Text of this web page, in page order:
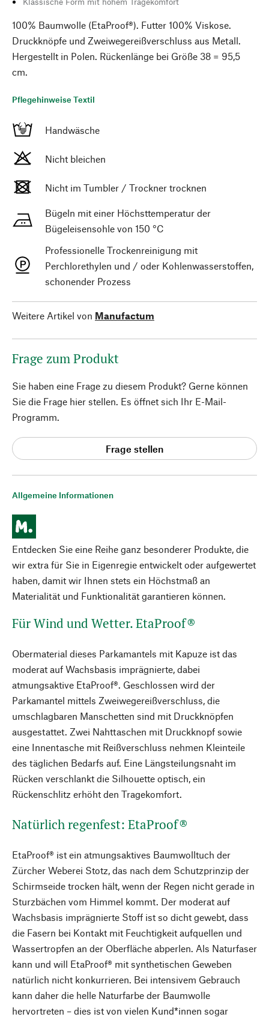
Allgemeine Informationen
Entdecken Sie eine Reihe ganz besonderer Produkte, die
wir extra für Sie in Eigenregie entwickelt oder aufgewertet
haben, damit wir Ihnen stets ein Höchstmaß an
Materialität und Funktionalität garantieren können.
Für Wind und Wetter. EtaProof®
Obermaterial dieses Parkamantels mit Kapuze ist das
moderat auf Wachsbasis imprägnierte, dabei
atmungsaktive EtaProof®. Geschlossen wird der
Parkamantel mittels Zweiwegereißverschluss, die
umschlagbaren Manschetten sind mit Druckknöpfen
ausgestattet. Zwei Nahttaschen mit Druckknopf sowie
eine Innentasche mit Reißverschluss nehmen Kleinteile
des täglichen Bedarfs auf. Eine Längsteilungsnaht im
Rücken verschlankt die Silhouette optisch, ein
Rückenschlitz erhöht den Tragekomfort.
Natürlich regenfest: EtaProof®
EtaProof® ist ein atmungsaktives Baumwolltuch der
Zürcher Weberei Stotz, das nach dem Schutzprinzip der
Schirmseide trocken hält, wenn der Regen nicht gerade in
Sturzbächen vom Himmel kommt. Der moderat auf
Wachsbasis imprägnierte Stoff ist so dicht gewebt, dass
die Fasern bei Kontakt mit Feuchtigkeit aufquellen und
Wassertropfen an der Oberfläche abperlen. Als Naturfaser
kann und will EtaProof® mit synthetischen Geweben
natürlich nicht konkurrieren. Bei intensivem Gebrauch
kann daher die helle Naturfarbe der Baumwolle
hervortreten – dies ist von vielen Kund*innen sogar
100% Baumwolle (EtaProof®). Futter 100% Viskose.
Druckknöpfe und Zweiwegereißverschluss aus Metall.
Hergestellt in Polen. Rückenlänge bei Größe 38 = 95,5
cm.
Pflegehinweise Textil
Handwäsche
Nicht bleichen
Nicht im Tumbler / Trockner trocknen
Bügeln mit einer Höchsttemperatur der
Bügeleisensohle von 150 °C
Professionelle Trockenreinigung mit
Perchlorethylen und / oder Kohlenwasserstoffen,
schonender Prozess
Weitere Artikel von Manufactum
Frage zum Produkt
Sie haben eine Frage zu diesem Produkt? Gerne können
Sie die Frage hier stellen. Es öffnet sich Ihr E-Mail-
Programm.
Frage stellen